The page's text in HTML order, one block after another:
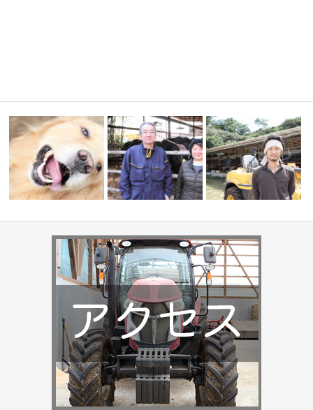
牧場のアイドル <せんば牛グループ> 越川牧場
荒木 大知